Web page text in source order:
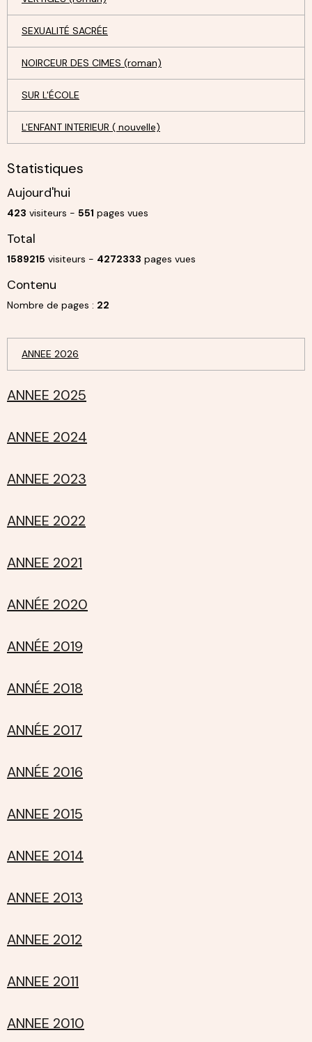
SEXUALITÉ SACRÉE
NOIRCEUR DES CIMES (roman)
SUR L'ÉCOLE
L'ENFANT INTERIEUR ( nouvelle)
Statistiques
Aujourd'hui
423 visiteurs - 551 pages vues
Total
1589215 visiteurs - 4272333 pages vues
Contenu
Nombre de pages : 22
ANNEE 2026
ANNEE 2025
ANNEE 2024
ANNEE 2023
ANNEE 2022
ANNEE 2021
ANNÉE 2020
ANNÉE 2019
ANNÉE 2018
ANNÉE 2017
ANNÉE 2016
ANNEE 2015
ANNEE 2014
ANNEE 2013
ANNEE 2012
ANNEE 2011
ANNEE 2010